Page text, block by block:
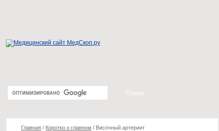
Главная / Коротко о главном / Височный артериит